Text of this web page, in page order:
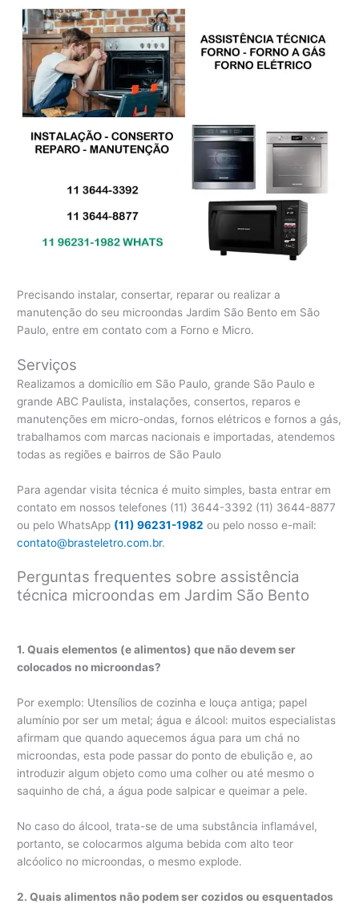
Precisando instalar, consertar, reparar ou realizar a
manutenção do seu microondas Jardim São Bento em São
Paulo, entre em contato com a Forno e Micro.
Serviços
Realizamos a domicílio em São Paulo, grande São Paulo e
grande ABC Paulista, instalações, consertos, reparos e
manutenções em micro-ondas, fornos elétricos e fornos a gás,
trabalhamos com marcas nacionais e importadas, atendemos
todas as regiões e bairros de São Paulo
Para agendar visita técnica é muito simples, basta entrar em
contato em nossos telefones (11) 3644-3392 (11) 3644-8877
ou pelo WhatsApp (11) 96231-1982 ou pelo nosso e-mail:
contato@brasteletro.com.br.
Perguntas frequentes sobre assistência
técnica microondas em Jardim São Bento
1. Quais elementos (e alimentos) que não devem ser
colocados no microondas?
Por exemplo: Utensílios de cozinha e louça antiga; papel
alumínio por ser um metal; água e álcool: muitos especialistas
afirmam que quando aquecemos água para um chá no
microondas, esta pode passar do ponto de ebulição e, ao
introduzir algum objeto como uma colher ou até mesmo o
saquinho de chá, a água pode salpicar e queimar a pele.
No caso do álcool, trata-se de uma substância inflamável,
portanto, se colocarmos alguma bebida com alto teor
alcóolico no microondas, o mesmo explode.
2. Quais alimentos não podem ser cozidos ou esquentados